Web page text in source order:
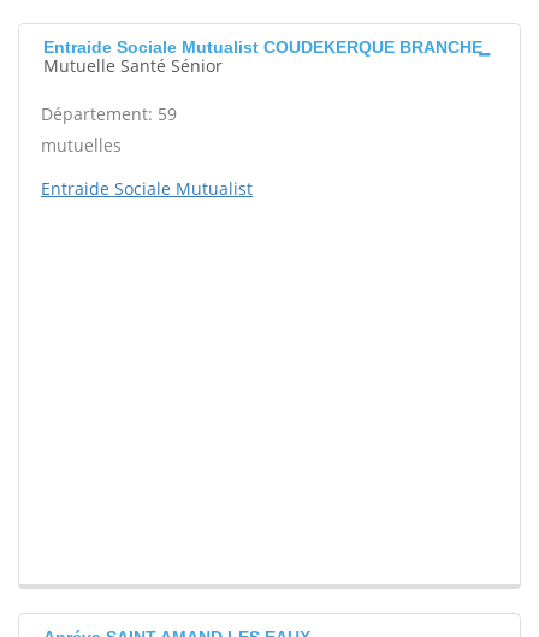
Entraide Sociale Mutualist COUDEKERQUE BRANCHE
Mutuelle Santé Sénior
Département: 59
mutuelles
Entraide Sociale Mutualist